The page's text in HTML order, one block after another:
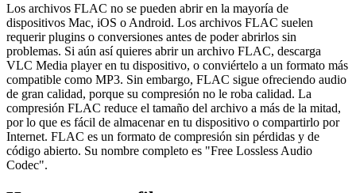
Los archivos FLAC no se pueden abrir en la mayoría de
dispositivos Mac, iOS o Android. Los archivos FLAC suelen
requerir plugins o conversiones antes de poder abrirlos sin
problemas. Si aún así quieres abrir un archivo FLAC, descarga
VLC Media player en tu dispositivo, o conviértelo a un formato más
compatible como MP3. Sin embargo, FLAC sigue ofreciendo audio
de gran calidad, porque su compresión no le roba calidad. La
compresión FLAC reduce el tamaño del archivo a más de la mitad,
por lo que es fácil de almacenar en tu dispositivo o compartirlo por
Internet. FLAC es un formato de compresión sin pérdidas y de
código abierto. Su nombre completo es "Free Lossless Audio
Codec".